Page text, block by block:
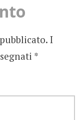
I
*